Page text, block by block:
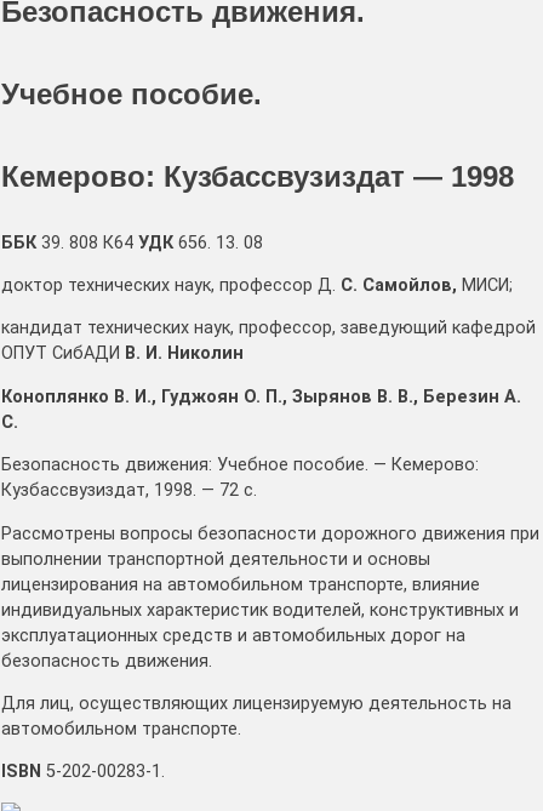
Безопасность движения.
Учебное пособие.
Кемерово: Кузбассвузиздат — 1998
ББК 39. 808 К64 УДК 656. 13. 08
доктор технических наук, профессор Д. С. Самойлов, МИСИ;
кандидат технических наук, профессор, заведующий кафедрой
ОПУТ СибАДИ В. И. Николин
Коноплянко В. И., Гуджоян О. П ., Зырянов В. В., Березин А.
С.
Безопасность движения: Учебное пособие. — Кемерово:
Кузбассвузиздат, 1998. — 72 с.
Рассмотрены вопросы безопасности дорожного движения при
выполнении транспортной деятельности и основы
лицензирования на автомобильном транспорте, влияние
индивидуальных характеристик водителей, конструктивных и
эксплуатационных средств и автомобильных дорог на
безопасность движения.
Для лиц, осуществляющих лицензируемую деятельность на
автомобильном транспорте.
ISBN 5-202-00283-1.